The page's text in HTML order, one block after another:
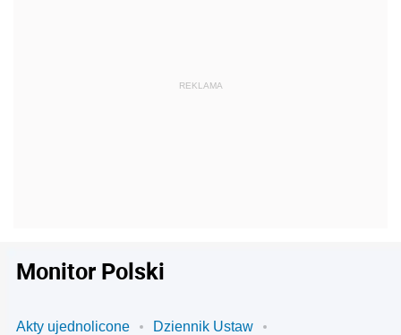
Monitor Polski
Akty ujednolicone
Dziennik Ustaw